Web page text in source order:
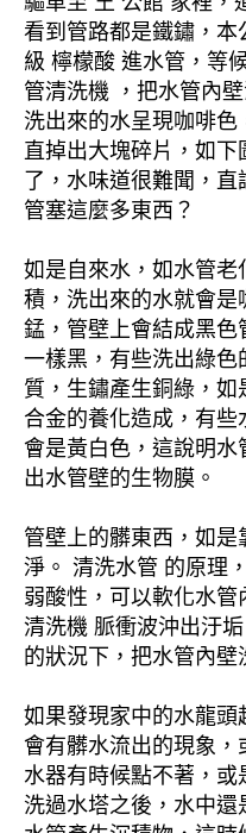
看到管路都是鐵鏽，
級 檸檬酸 進水管，等
管清洗機 ，把水管內
洗出來的水呈現咖啡
直掉出大塊碎片，如
了，水味道很難聞，
管塞這麼多東西？
如是自來水，如水管
積，洗出來的水就會
錳，管壁上會結成黑
一樣黑，有些洗出綠
質，生鏽產生銅綠，
合金的養化造成，有
會是黃白色，這說明
出水管壁的生物膜。
管壁上的髒東西，如
淨。 清洗水管 的原理
弱酸性，可以軟化水
清洗機 脈衝波沖出汙
的狀況下，把水管內壁
如果發現家中的水龍頭
會有髒水流出的現象
水器有時候點不著，
洗過水塔之後，水中